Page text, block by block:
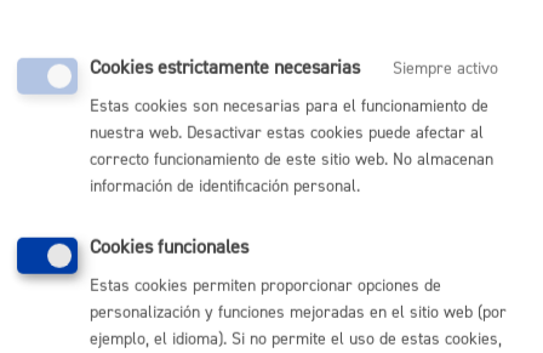
Mujer
Población en general
Comunícate con el Ayuntamiento de Donostia / San
Sebastián
Cookies estrictamente necesarias
Siempre activo
Estas cookies son necesarias para el funcionamiento de
nuestra web. Desactivar estas cookies puede afectar al
correcto funcionamiento de este sitio web. No almacenan
información de identificación personal.
Cookies funcionales
Estas cookies permiten proporcionar opciones de
personalización y funciones mejoradas en el sitio web (por
ejemplo, el idioma). Si no permite el uso de estas cookies,